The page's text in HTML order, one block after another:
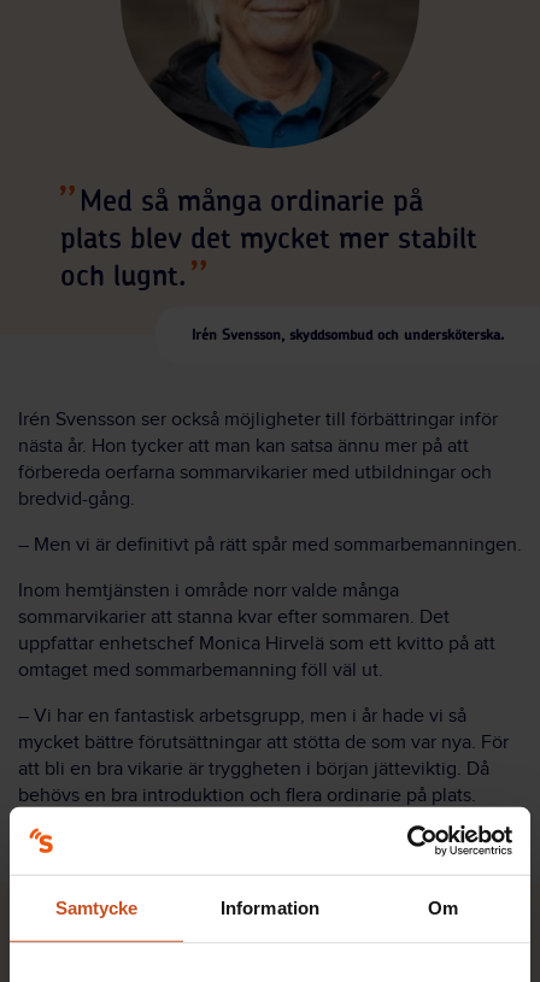
Samtycke Information Om
Med så många ordinarie på
plats blev det mycket mer stabilt
och lugnt.
Irén Svensson, skyddsombud och undersköterska.
Irén Svensson ser också möjligheter till förbättringar inför
nästa år. Hon tycker att man kan satsa ännu mer på att
förbereda oerfarna sommarvikarier med utbildningar och
bredvid-gång.
– Men vi är definitivt på rätt spår med sommarbemanningen.
Inom hemtjänsten i område norr valde många
sommarvikarier att stanna kvar efter sommaren. Det
uppfattar enhetschef Monica Hirvelä som ett kvitto på att
omtaget med sommarbemanning föll väl ut.
– Vi har en fantastisk arbetsgrupp, men i år hade vi så
mycket bättre förutsättningar att stötta de som var nya. För
att bli en bra vikarie är tryggheten i början jätteviktig. Då
behövs en bra introduktion och flera ordinarie på plats.